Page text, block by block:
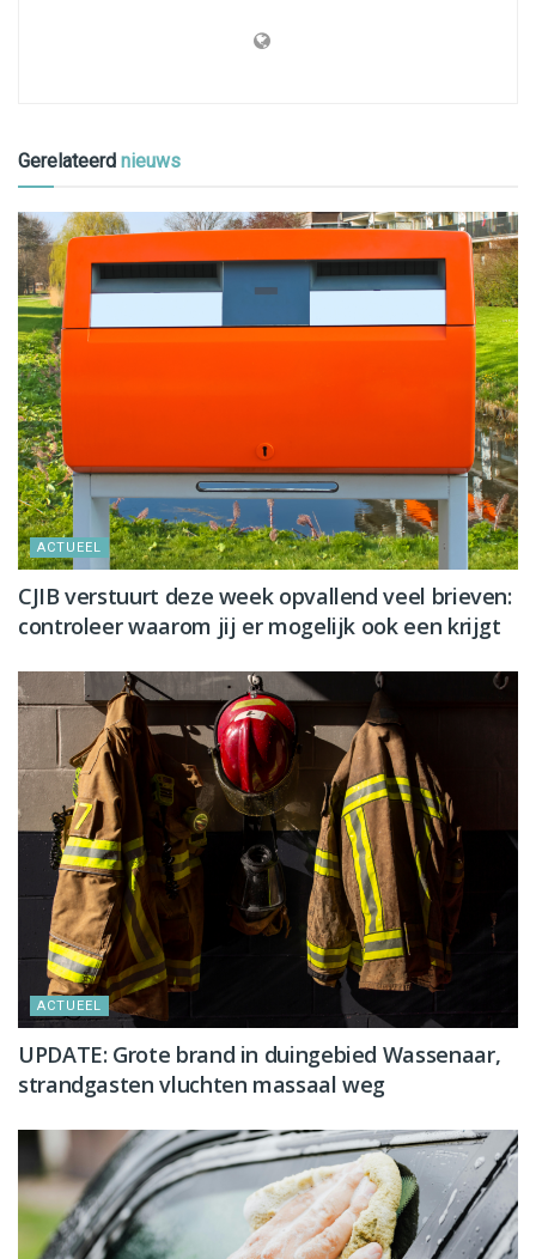
Gerelateerd nieuws
ACTUEEL
CJIB verstuurt deze week opvallend veel brieven:
controleer waarom jij er mogelijk ook een krijgt
ACTUEEL
UPDATE: Grote brand in duingebied Wassenaar,
strandgasten vluchten massaal weg